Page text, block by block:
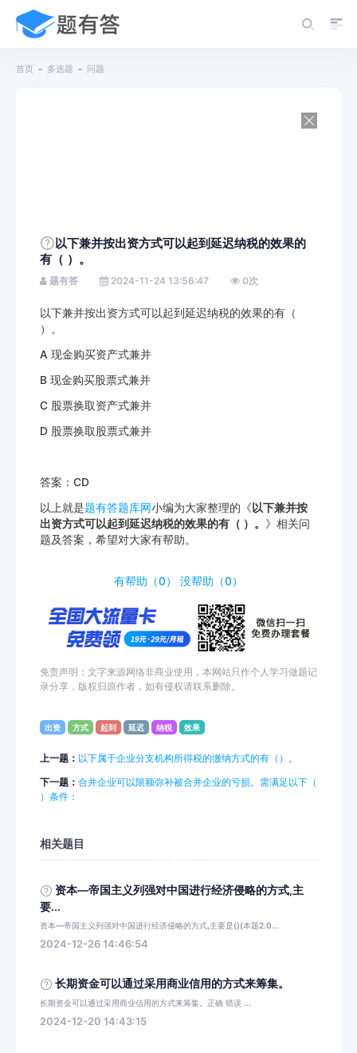
首页 多选题 问题
以下兼并按出资方式可以起到延迟纳税的效果的
有（ ）。
题有答 2024-11-24 13:56:47 0次
以下兼并按出资方式可以起到延迟纳税的效果的有（
）。
A 现金购买资产式兼并
B 现金购买股票式兼并
C 股票换取资产式兼并
D 股票换取股票式兼并
答案：CD
以上就是题有答题库网小编为大家整理的《以下兼并按
出资方式可以起到延迟纳税的效果的有（ ）。 》相关问
题及答案，希望对大家有帮助。
有帮助（0） 没帮助（0）
免责声明：文字来源网络非商业使用，本网站只作个人学习做题记
录分享，版权归原作者，如有侵权请联系删除。
出资 方式 起到 延迟 纳税 效果
上一题： 以下属于企业分支机构所得税的缴纳方式的有（）。
下一题： 合并企业可以限额弥补被合并企业的亏损。需满足以下（
）条件：
相关题目
资本—帝国主义列强对中国进行经济侵略的方式,主
要...
资本—帝国主义列强对中国进行经济侵略的方式,主要是()(本题2.0...
2024-12-26 14:46:54
长期资金可以通过采用商业信用的方式来筹集。
长期资金可以通过采用商业信用的方式来筹集。正确 错误 ...
2024-12-20 14:43:15